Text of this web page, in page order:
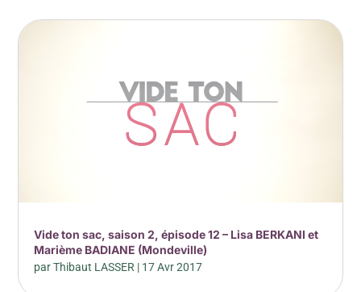
Vide ton sac, saison 2, épisode 12 – Lisa BERKANI et
Marième BADIANE (Mondeville)
parThibaut LASSER | 17 Avr 2017